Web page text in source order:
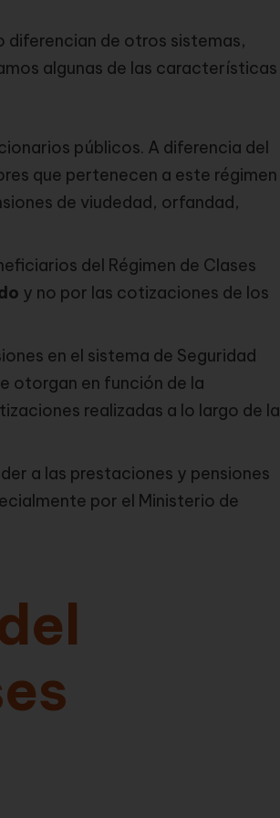
de otros sistemas,
algunas de las características
públicos. A diferencia del
que pertenecen a este régimen
de viudedad, orfandad,
del Régimen de Clases
y no por las cotizaciones de los
en el sistema de Seguridad
otorgan en función de la
realizadas a lo largo de la
a las prestaciones y pensiones
por el Ministerio de